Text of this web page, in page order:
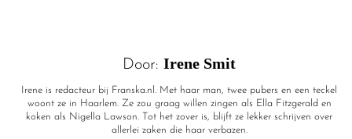
Door:Irene Smit
Irene is redacteur bij Franska.nl. Met haar man, twee pubers en een teckel
woont ze in Haarlem. Ze zou graag willen zingen als Ella Fitzgerald en
koken als Nigella Lawson. Tot het zover is, blijft ze lekker schrijven over
allerlei zaken die haar verbazen.